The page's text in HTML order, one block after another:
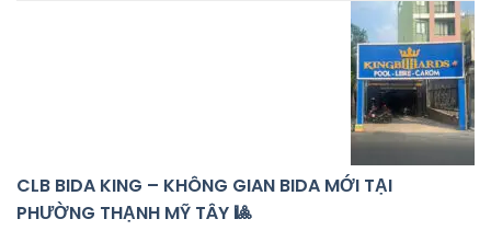
CLB BIDA KING – KHÔNG GIAN BIDA MỚI TẠI
PHƯỜNG THẠNH MỸ TÂY 🎱